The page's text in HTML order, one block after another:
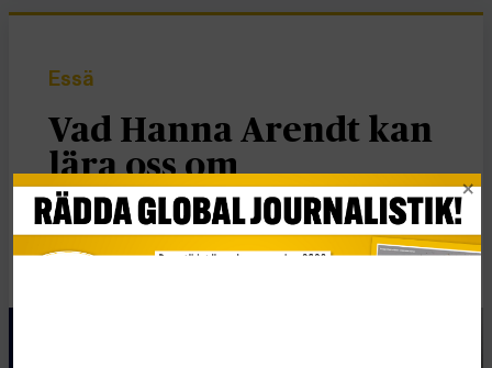
Essä
Vad Hanna Arendt kan
lära oss om
högerextrem populism